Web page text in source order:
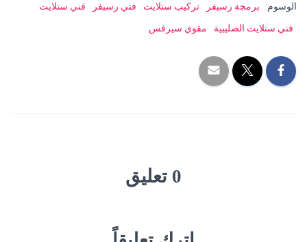
الوسوم: برمجة رسيفر تركيب ستلايت فني رسيفر
فني ستلايت
فني ستلايت الصليبية
مقوي سيرفس
0 تعليق